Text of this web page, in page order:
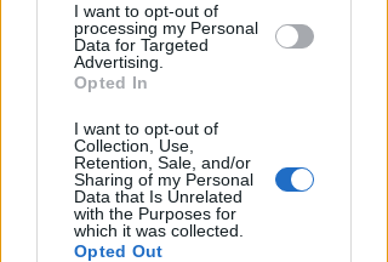
I want to opt-out of
processing my Personal
Data for Targeted
Advertising.
Opted In
I want to opt-out of
Collection, Use,
Retention, Sale, and/or
Sharing of my Personal
Data that Is Unrelated
with the Purposes for
which it was collected.
Opted Out